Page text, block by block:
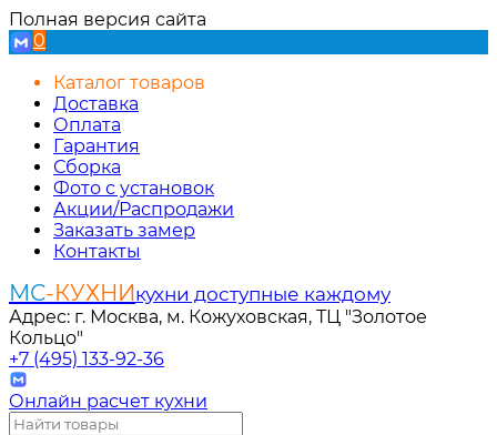
Полная версия сайта
0
Каталог товаров
Доставка
Оплата
Гарантия
Сборка
Фото с установок
Акции/Распродажи
Заказать замер
Контакты
МС-КУХНИкухни доступные каждому
Адрес: г. Москва, м. Кожуховская, ТЦ "Золотое
Кольцо"
+7 (495) 133-92-36
Онлайн расчет кухни